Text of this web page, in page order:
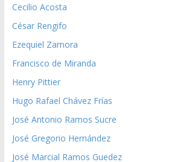
Cecilio Acosta
César Rengifo
Ezequiel Zamora
Francisco de Miranda
Henry Pittier
Hugo Rafael Chávez Frías
José Antonio Ramos Sucre
José Gregorio Hernández
José Marcial Ramos Guedez